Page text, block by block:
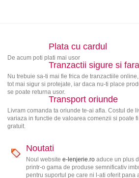
Plata cu cardul
De acum poti plati mai usor
Tranzactii sigure si
Nu trebuie sa-ti mai fie frica de tranzactiile
tot mai sigur si protejate, iar daca nu-ti place
se poate returna usor.
Transport oriunde
Livram comanda ta oriunde te-ai afla. Costul de
variaza in functie de valoarea comenzii si poate
gratuit.
Noutati
Noul website e-lenjerie.roaduce un plus
printr-o gama de produse semnificativ
pentru suportul pe care ni l-ati oferit pana